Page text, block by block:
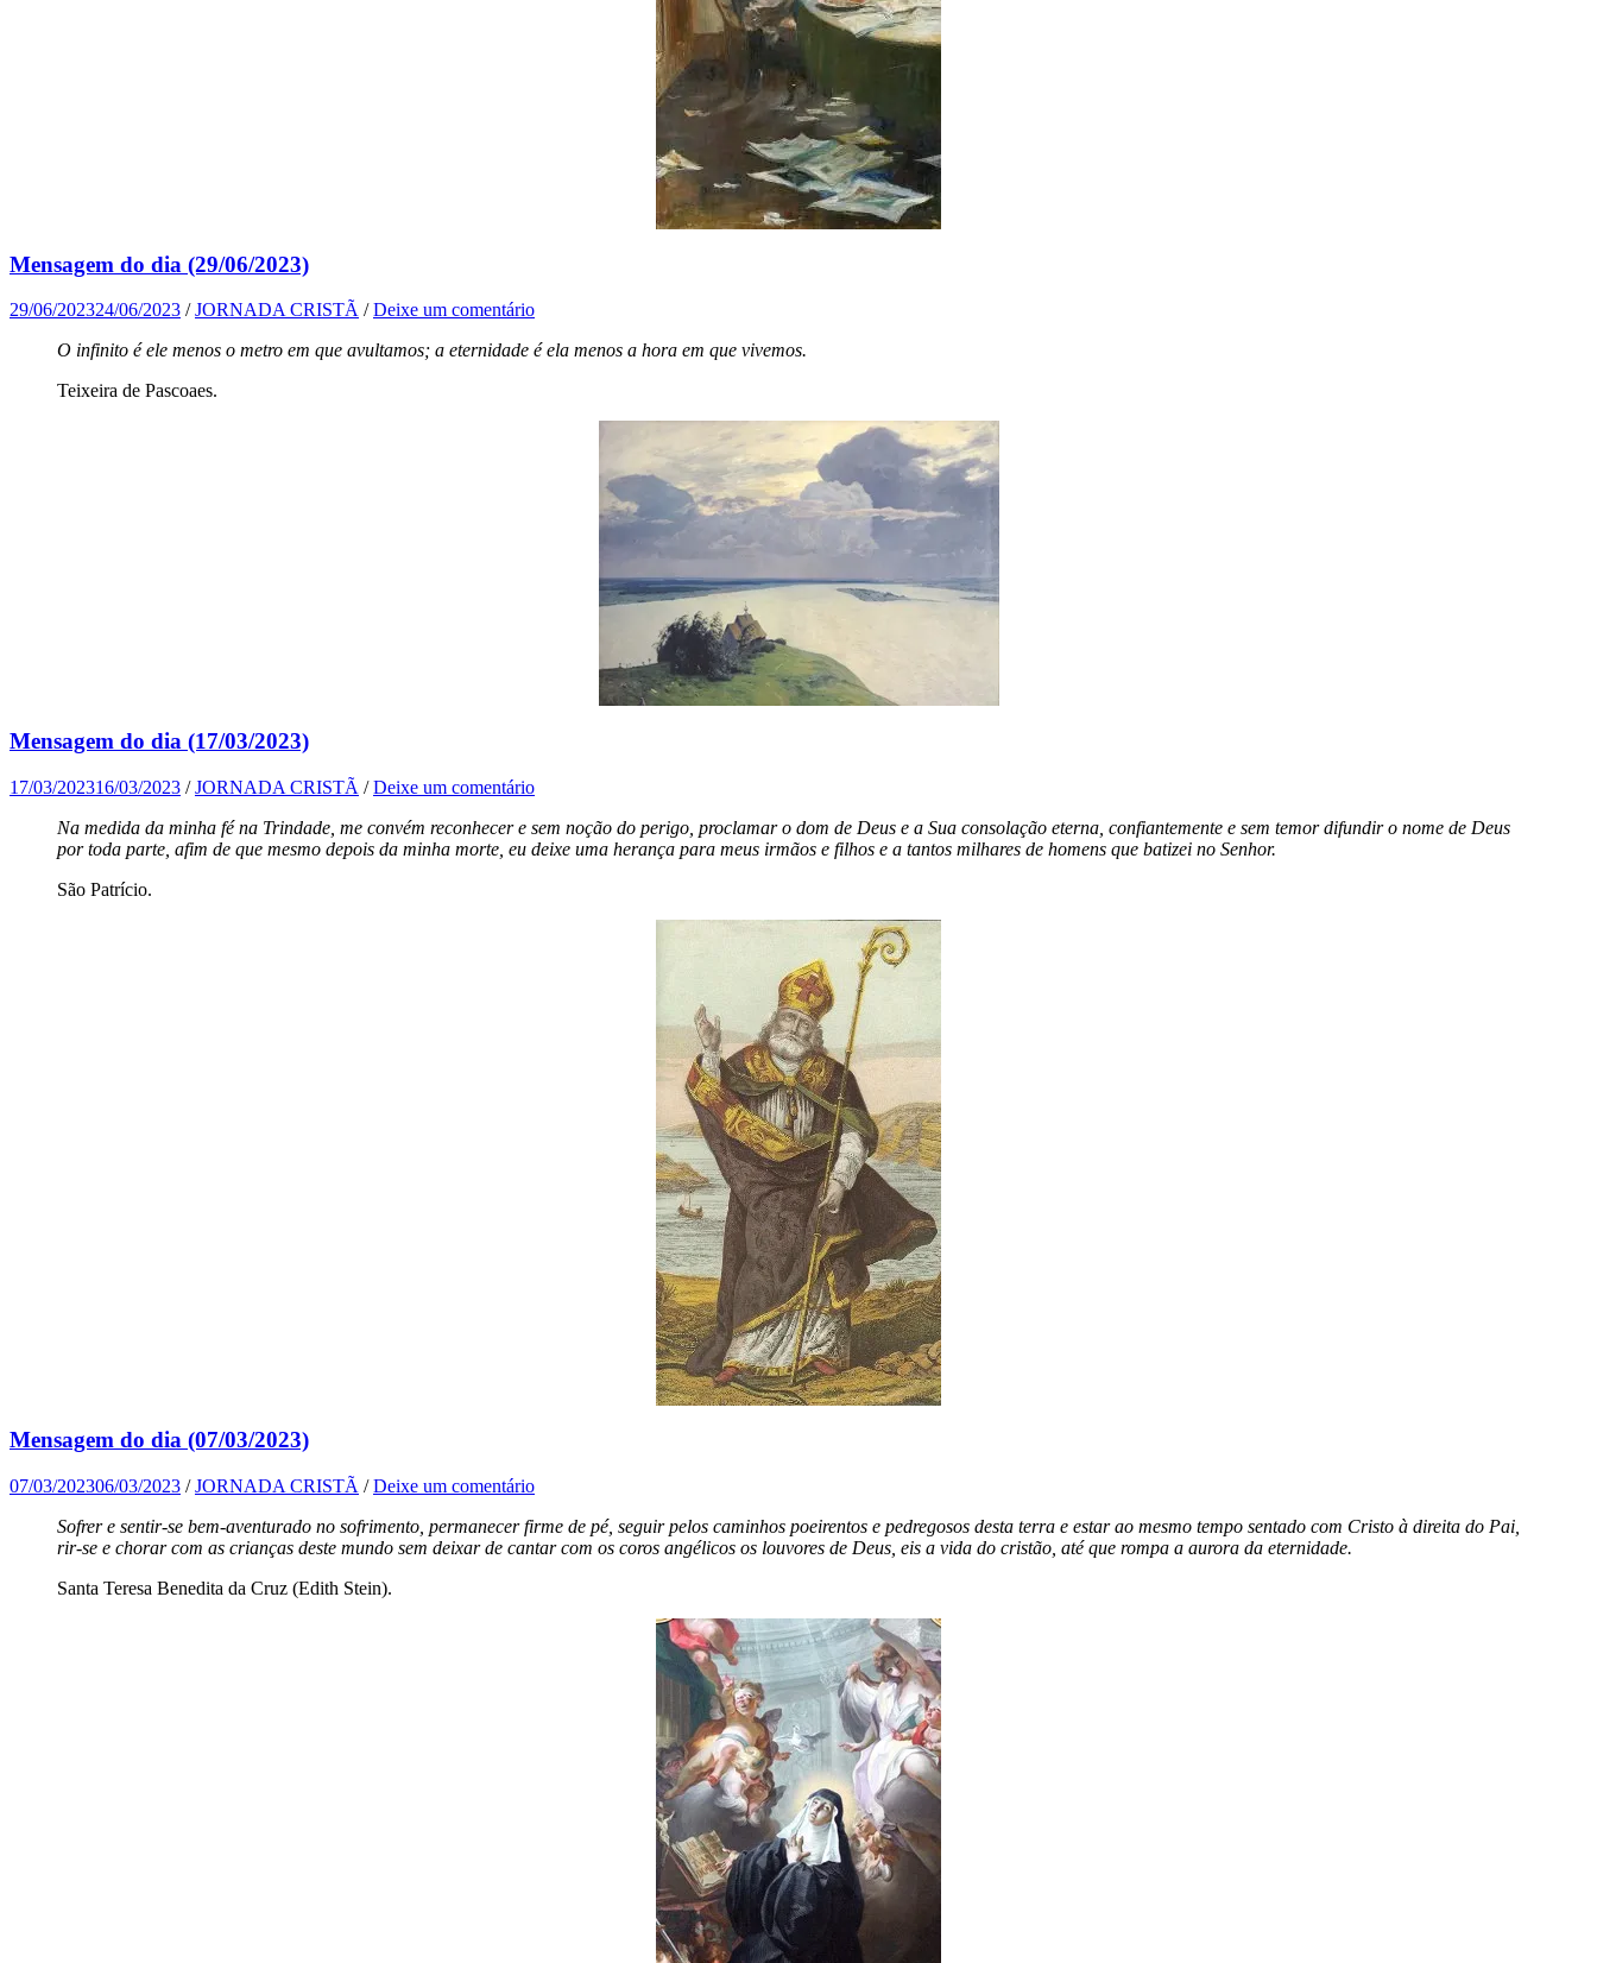
Mensagem do dia (29/06/2023)
29/06/202324/06/2023 /JORNADA CRISTÃ /Deixe um comentário
O infinito é ele menos o metro em que avultamos; a eternidade é ela menos a hora em que vivemos.
Teixeira de Pascoaes.
Mensagem do dia (17/03/2023)
17/03/202316/03/2023 /JORNADA CRISTÃ /Deixe um comentário
Na medida da minha fé na Trindade, me convém reconhecer e sem noção do perigo, proclamar o dom de Deus e a Sua consolação eterna, confiantemente e sem temor difundir o nome de Deus
por toda parte, afim de que mesmo depois da minha morte, eu deixe uma herança para meus irmãos e filhos e a tantos milhares de homens que batizei no Senhor.
São Patrício.
Mensagem do dia (07/03/2023)
07/03/202306/03/2023 /JORNADA CRISTÃ /Deixe um comentário
Sofrer e sentir-se bem-aventurado no sofrimento, permanecer firme de pé, seguir pelos caminhos poeirentos e pedregosos desta terra e estar ao mesmo tempo sentado com Cristo à direita do Pai,
rir-se e chorar com as crianças deste mundo sem deixar de cantar com os coros angélicos os louvores de Deus, eis a vida do cristão, até que rompa a aurora da eternidade.
Santa Teresa Benedita da Cruz (Edith Stein).